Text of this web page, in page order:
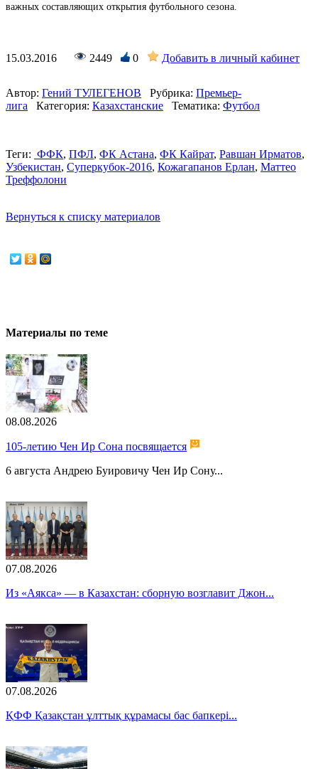
важных составляющих открытия футбольного сезона.
15.03.2016 2449 0 Добавить в личный кабинет
Автор: Гений ТУЛЕГЕНОВ Рубрика: Премьер-
лига
Категория: Казахстанские Тематика: Футбол
Теги: ФФК, ПФЛ, ФК Астана, ФК Кайрат, Равшан Ирматов,
Узбекистан, Суперкубок-2016, Кожагапанов Ерлан, Маттео
Треффолони
Вернуться к списку материалов
Материалы по теме
08.08.2026
105-летию Чен Ир Сона посвящается
6 августа Андрею Буировичу Чен Ир Сону...
07.08.2026
Из «Аякса» — в Казахстан: сборную возглавит Джон...
07.08.2026
ҚФФ Қазақстан ұлттық құрамасы бас бапкері...